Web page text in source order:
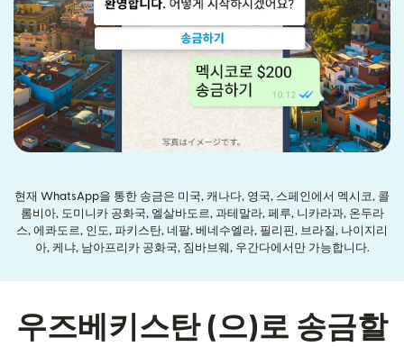
현재 WhatsApp을 통한 송금은 미국, 캐나다, 영국, 스페인에서 멕시코, 콜
롬비아, 도미니카 공화국, 엘살바도르, 과테말라, 페루, 니카라과, 온두라
스, 에콰도르, 인도, 파키스탄, 네팔, 베네수엘라, 필리핀, 브라질, 나이지리
아, 케냐, 남아프리카 공화국, 짐바브웨, 우간다에서만 가능합니다.
우즈베키스탄 (으)로 송금할